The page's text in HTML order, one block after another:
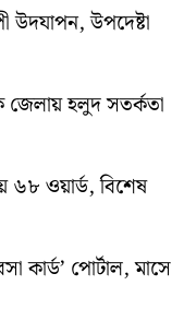
উদযাপন, উপদেষ্টা
জেলায় হলুদ সতর্কতা
৬৮ ওয়ার্ড, বিশেষ
পোর্টাল, মাসে